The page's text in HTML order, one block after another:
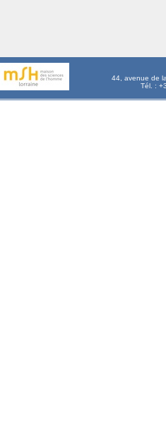
44, avenue de
Tél. :